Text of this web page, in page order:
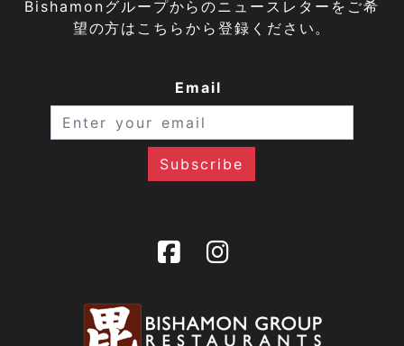
Bishamonグループからのニュースレターをご希
望の方はこちらから登録ください。
Email